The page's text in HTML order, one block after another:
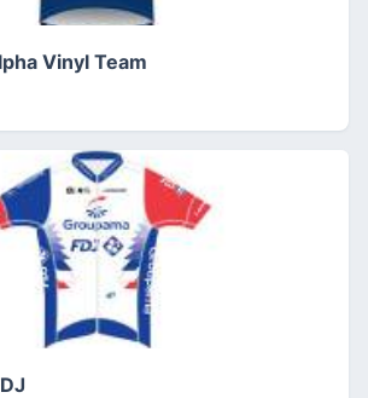
Vinyl Team